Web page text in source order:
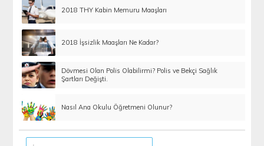
2018 THY Kabin Memuru Maaşları
2018 İşsizlik Maaşları Ne Kadar?
Dövmesi Olan Polis Olabilirmi? Polis ve Bekçi Sağlık
Şartları Değişti.
Nasıl Ana Okulu Öğretmeni Olunur?